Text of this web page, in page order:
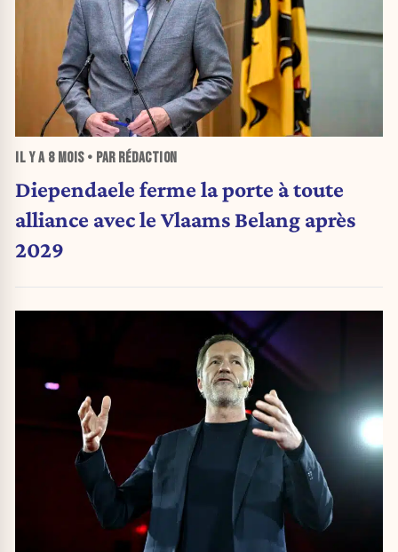
IL Y A 8 MOIS• PAR RÉDACTION
Diependaele ferme la porte à toute
alliance avec le Vlaams Belang après
2029